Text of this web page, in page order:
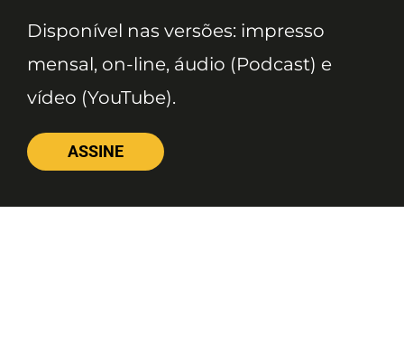
Disponível nas versões: impresso
mensal, on-line, áudio (Podcast) e
vídeo (YouTube).
ASSINE